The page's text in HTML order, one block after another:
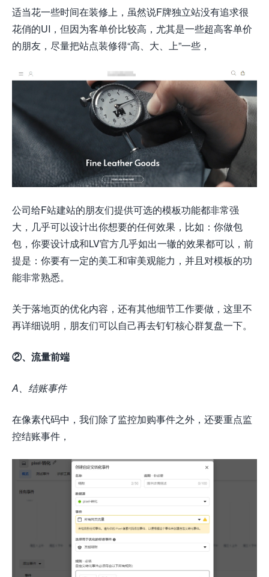
适当花一些时间在装修上，虽然说F牌独立站没有追求很
花俏的UI，但因为客单价比较高，尤其是一些超高客单价
的朋友，尽量把站点装修得“高、大、上”一些，
公司给F站建站的朋友们提供可选的模板功能都非常强
大，几乎可以设计出你想要的任何效果，比如：你做包
包，你要设计成和LV官方几乎如出一辙的效果都可以，前
提是：你要有一定的美工和审美观能力，并且对模板的功
能非常熟悉。
关于落地页的优化内容，还有其他细节工作要做，这里不
再详细说明，朋友们可以自己再去钉钉核心群复盘一下。
②、流量前端
A、结账事件
在像素代码中，我们除了监控加购事件之外，还要重点监
控结账事件，